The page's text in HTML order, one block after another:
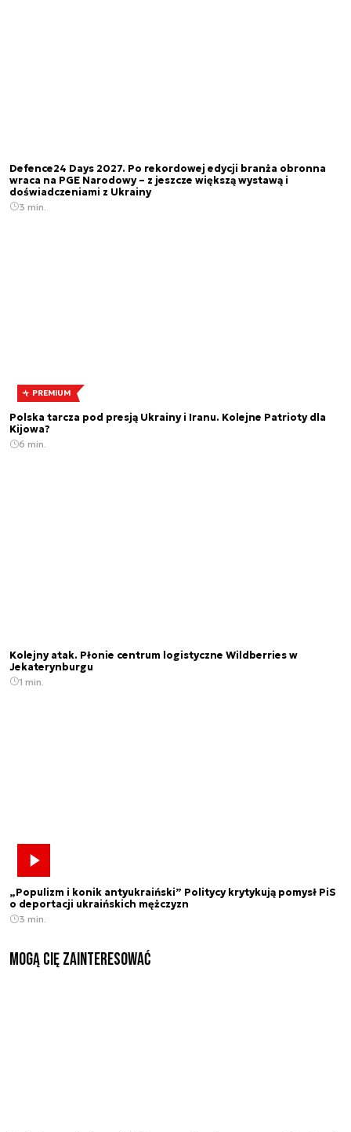
Defence24 Days 2027. Po rekordowej edycji branża obronna
wraca na PGE Narodowy – z jeszcze większą wystawą i
doświadczeniami z Ukrainy
3 min.
PREMIUM
Polska tarcza pod presją Ukrainy i Iranu. Kolejne Patrioty dla
Kijowa?
6 min.
Kolejny atak. Płonie centrum logistyczne Wildberries w
Jekaterynburgu
1 min.
„Populizm i konik antyukraiński” Politycy krytykują pomysł PiS
o deportacji ukraińskich mężczyzn
3 min.
Mogą Cię zainteresować